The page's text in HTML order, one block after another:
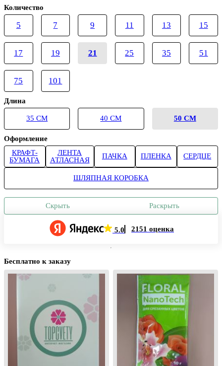
Количество
5 7 9 11 13 15
17 19 21 25 35 51
75 101
Длина
35 СМ 40 СМ 50 СМ
Оформление
КРАФТ-
БУМАГА
ЛЕНТА
АТЛАСНАЯ
ПАЧКА ПЛЕНКА СЕРДЦЕ
ШЛЯПНАЯ КОРОБКА
Скрыть Раскрыть
5.0 2151 оценка
Бесплатно к заказу